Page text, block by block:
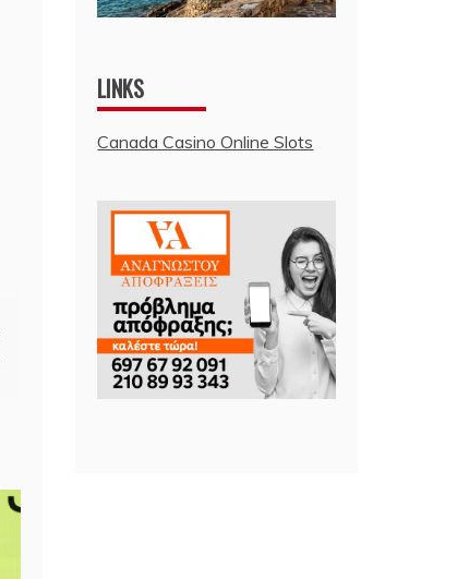
LINKS
Canada Casino Online Slots